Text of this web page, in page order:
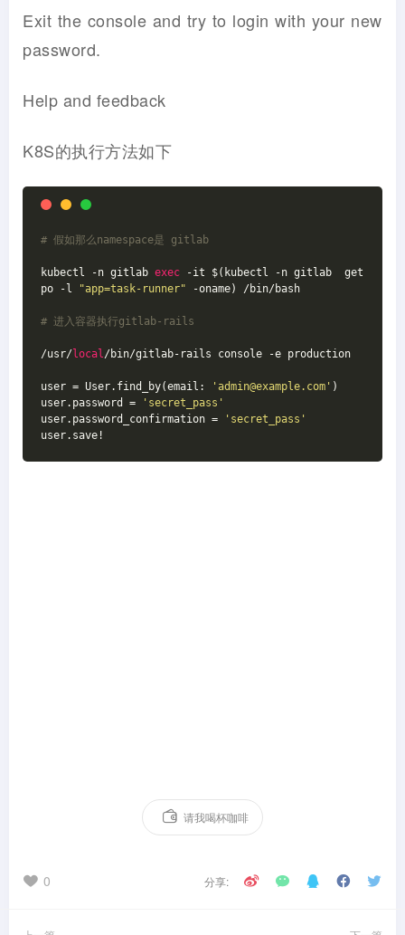
Exit the console and try to login with your new
password.
Help and feedback
K8S的执行方法如下
# 假如那么namespace是 gitlab
kubectl -n gitlab exec -it $(kubectl -n gitlab  get
po -l
"app=task-runner" -oname) /bin/bash
# 进入容器执行gitlab-rails
/usr/local/bin/gitlab-rails console -e production
user = User.find_by(email: 'admin@example.com' )
user.password =
'secret_pass'
user.password_confirmation =
'secret_pass'
请我喝杯咖啡
0 分享: